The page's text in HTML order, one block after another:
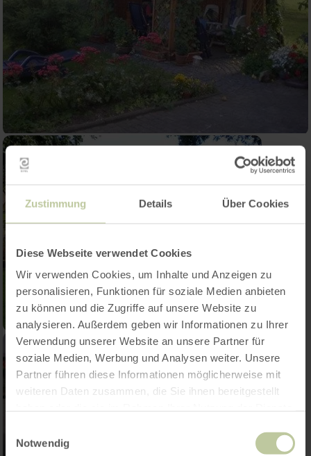
Zustimmung Details Über Cookies
Diese Webseite verwendet Cookies
Wir verwenden Cookies, um Inhalte und Anzeigen zu
personalisieren, Funktionen für soziale Medien anbieten
zu können und die Zugriffe auf unsere Website zu
analysieren. Außerdem geben wir Informationen zu Ihrer
Verwendung unserer Website an unsere Partner für
soziale Medien, Werbung und Analysen weiter. Unsere
Partner führen diese Informationen möglicherweise mit
weiteren Daten zusammen, die Sie ihnen bereitgestellt
Notwendig